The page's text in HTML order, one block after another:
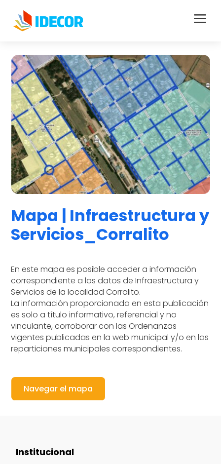
a
Mapa | Infraestructura y
Servicios_Corralito
En este mapa es posible acceder a información
correspondiente a los datos de Infraestructura y
Servicios de la localidad Corralito.
La información proporcionada en esta publicación
es solo a título informativo, referencial y no
vinculante, corroborar con las Ordenanzas
vigentes publicadas en la web municipal y/o en las
reparticiones municipales correspondientes.
Navegar el mapa
Institucional